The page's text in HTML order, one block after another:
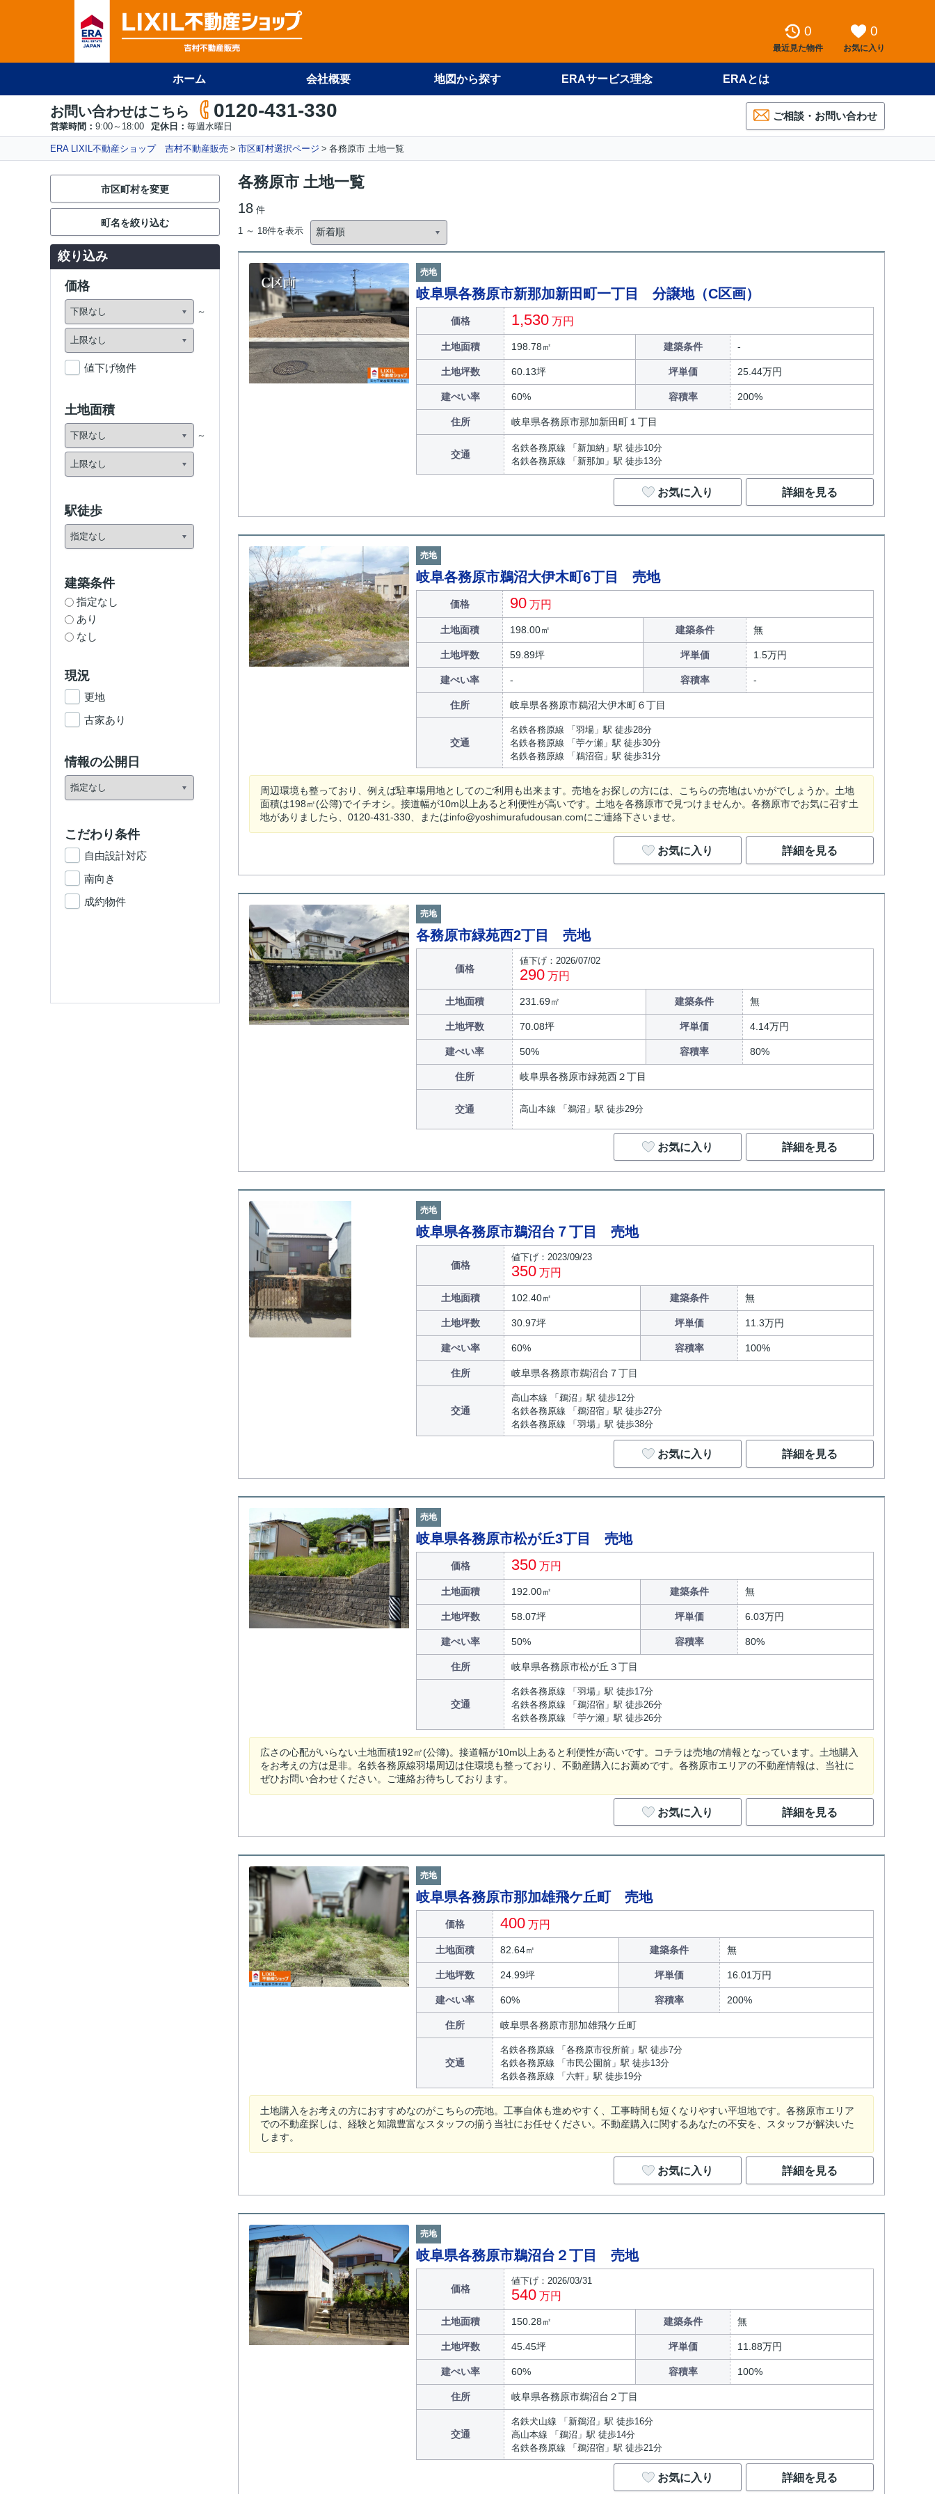
0
最近見た物件
0
お気に入り
ホーム 会社概要 地図から探す ERAサービス理念 ERAとは
お問い合わせはこちら 0120-431-330
営業時間： 9:00～18:00 定休日： 毎週水曜日
ご相談・お問い合わせ
ERA LIXIL不動産ショップ 吉村不動産販売 市区町村選択ページ 各務原市 土地一覧
各務原市 土地一覧
18 件
1 ～ 18件を表示
売地
岐阜県各務原市新那加新田町一丁目 分譲地（C区画）
価格 1,530 万円
土地面積 198.78㎡ 建築条件
土地坪数 60.13坪 坪単価 25.44万円
建ぺい率 60% 容積率 200%
住所 岐阜県各務原市那加新田町１丁目
交通
名鉄各務原線 「新加納」駅 徒歩10分
名鉄各務原線 「新那加」駅 徒歩13分
お気に入り 詳細を見る
売地
岐阜各務原市鵜沼大伊木町6丁目 売地
価格 90 万円
土地面積 198.00㎡ 建築条件 無
土地坪数 59.89坪 坪単価 1.5万円
建ぺい率 容積率
住所 岐阜県各務原市鵜沼大伊木町６丁目
交通
名鉄各務原線 「羽場」駅 徒歩28分
名鉄各務原線 「苧ケ瀬」駅 徒歩30分
名鉄各務原線 「鵜沼宿」駅 徒歩31分
周辺環境も整っており、例えば駐車場用地としてのご利用も出来ます。売地をお探しの方には、こちらの売地はいかがでしょうか。土地
面積は198㎡(公簿)でイチオシ。接道幅が10m以上あると利便性が高いです。土地を各務原市で見つけませんか。各務原市でお気に召す土
地がありましたら、0120-431-330、またはinfo@yoshimurafudousan.comにご連絡下さいませ。
お気に入り 詳細を見る
売地
各務原市緑苑西2丁目 売地
価格
値下げ：2026/07/02
290 万円
土地面積 231.69㎡ 建築条件 無
土地坪数 70.08坪 坪単価 4.14万円
建ぺい率 50% 容積率 80%
住所 岐阜県各務原市緑苑西２丁目
交通 高山本線 「鵜沼」駅 徒歩29分
お気に入り 詳細を見る
売地
岐阜県各務原市鵜沼台７丁目 売地
価格
値下げ：2023/09/23
350 万円
土地面積 102.40㎡ 建築条件 無
土地坪数 30.97坪 坪単価 11.3万円
建ぺい率 60% 容積率 100%
住所 岐阜県各務原市鵜沼台７丁目
交通
高山本線 「鵜沼」駅 徒歩12分
名鉄各務原線 「鵜沼宿」駅 徒歩27分
名鉄各務原線 「羽場」駅 徒歩38分
お気に入り 詳細を見る
売地
岐阜県各務原市松が丘3丁目 売地
価格 350 万円
土地面積 192.00㎡ 建築条件 無
土地坪数 58.07坪 坪単価 6.03万円
建ぺい率 50% 容積率 80%
住所 岐阜県各務原市松が丘３丁目
交通
名鉄各務原線 「羽場」駅 徒歩17分
名鉄各務原線 「鵜沼宿」駅 徒歩26分
名鉄各務原線 「苧ケ瀬」駅 徒歩26分
広さの心配がいらない土地面積192㎡(公簿)。接道幅が10m以上あると利便性が高いです。コチラは売地の情報となっています。土地購入
をお考えの方は是非。名鉄各務原線羽場周辺は住環境も整っており、不動産購入にお薦めです。各務原市エリアの不動産情報は、当社に
ぜひお問い合わせください。ご連絡お待ちしております。
お気に入り 詳細を見る
売地
岐阜県各務原市那加雄飛ケ丘町 売地
価格 400 万円
土地面積 82.64㎡ 建築条件 無
土地坪数 24.99坪 坪単価 16.01万円
建ぺい率 60% 容積率 200%
住所 岐阜県各務原市那加雄飛ケ丘町
交通
名鉄各務原線 「各務原市役所前」駅 徒歩7分
名鉄各務原線 「市民公園前」駅 徒歩13分
名鉄各務原線 「六軒」駅 徒歩19分
土地購入をお考えの方におすすめなのがこちらの売地。工事自体も進めやすく、工事時間も短くなりやすい平坦地です。各務原市エリア
での不動産探しは、経験と知識豊富なスタッフの揃う当社にお任せください。不動産購入に関するあなたの不安を、スタッフが解決いた
します。
お気に入り 詳細を見る
売地
岐阜県各務原市鵜沼台２丁目 売地
価格
値下げ：2026/03/31
540 万円
土地面積 150.28㎡ 建築条件 無
土地坪数 45.45坪 坪単価 11.88万円
建ぺい率 60% 容積率 100%
住所 岐阜県各務原市鵜沼台２丁目
交通
名鉄犬山線 「新鵜沼」駅 徒歩16分
高山本線 「鵜沼」駅 徒歩14分
名鉄各務原線 「鵜沼宿」駅 徒歩21分
お気に入り 詳細を見る
市区町村を変更
町名を絞り込む
絞り込み
価格
値下げ物件
土地面積
駅徒歩
建築条件
指定なし
あり
なし
現況
更地
古家あり
情報の公開日
こだわり条件
自由設計対応
南向き
成約物件